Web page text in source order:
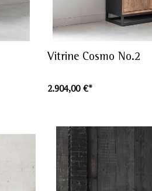
Vitrine Cosmo No.2
2.904,00 €*